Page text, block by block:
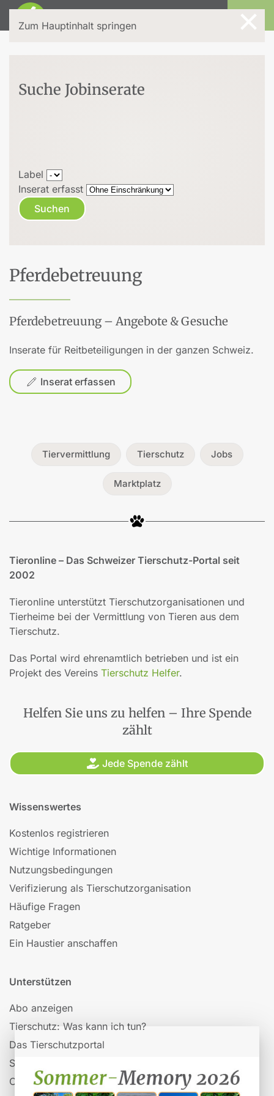
Zum Hauptinhalt springen
Pferdebetreuung
Pferdebetreuung – Angebote & Gesuche
Inserate für Reitbeteiligungen in der ganzen Schweiz.
Inserat erfassen
Suche Jobinserate
Label
Inserat erfasst
Suchen
Tiervermittlung Tierschutz Jobs
Marktplatz
Tieronline – Das Schweizer Tierschutz-Portal seit
2002
Tieronline unterstützt Tierschutzorganisationen und
Tierheime bei der Vermittlung von Tieren aus dem
Tierschutz.
Das Portal wird ehrenamtlich betrieben und ist ein
Projekt des Vereins Tierschutz Helfer.
Helfen Sie uns zu helfen – Ihre Spende
zählt
Jede Spende zählt
Wissenswertes
Kostenlos registrieren
Wichtige Informationen
Nutzungsbedingungen
Verifizierung als Tierschutzorganisation
Häufige Fragen
Ratgeber
Ein Haustier anschaffen
Unterstützen
Abo anzeigen
Tierschutz: Was kann ich tun?
Das Tierschutzportal
Spenden
Organisationen auf Tieronline
×